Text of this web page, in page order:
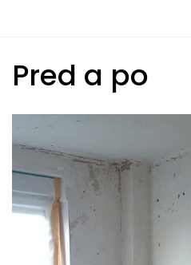
Pred a po